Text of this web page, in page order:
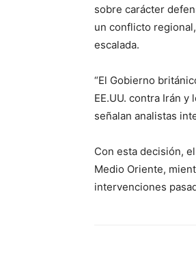
sobre carácter
un conflicto
escalada.
“El Gobierno
EE.UU. contra Irán
señalan analistas
Con esta decisión,
Medio Oriente,
intervenciones